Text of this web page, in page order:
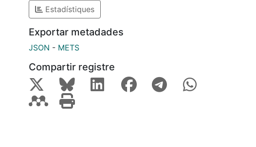
Estadístiques
Exportar metadades
JSON - METS
Compartir registre